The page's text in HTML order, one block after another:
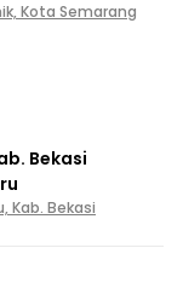
Kota Semarang
Bekasi
Kab. Bekasi